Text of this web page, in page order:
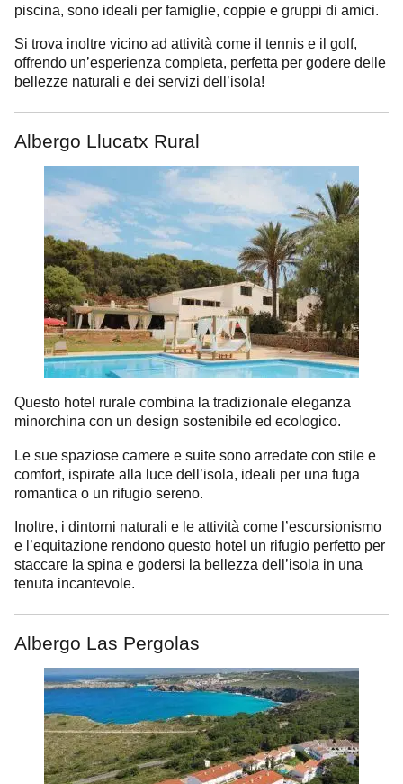
piscina, sono ideali per famiglie, coppie e gruppi di amici.
Si trova inoltre vicino ad attività come il tennis e il golf,
offrendo un’esperienza completa, perfetta per godere delle
bellezze naturali e dei servizi dell’isola!
Albergo Llucatx Rural
Questo hotel rurale combina la tradizionale eleganza
minorchina con un design sostenibile ed ecologico.
Le sue spaziose camere e suite sono arredate con stile e
comfort, ispirate alla luce dell’isola, ideali per una fuga
romantica o un rifugio sereno.
Inoltre, i dintorni naturali e le attività come l’escursionismo
e l’equitazione rendono questo hotel un rifugio perfetto per
staccare la spina e godersi la bellezza dell’isola in una
tenuta incantevole.
Albergo Las Pergolas